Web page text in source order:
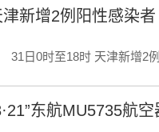
津新增2例阳性感染
日0时至18时 天津新增2例
东航MU5735航